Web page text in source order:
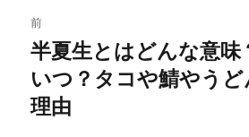
い
ウ
ン
ド
ウ
で
開
し
て
く
だ
さ
稿
ナ
ビ
前
過
去
の
半夏生とはどんな意味
いつ？タコや鯖やう
理由